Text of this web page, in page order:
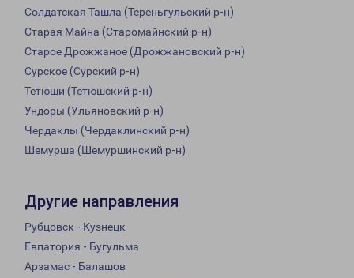
Солдатская Ташла (Тереньгульский р-н)
Старая Майна (Старомайнский р-н)
Старое Дрожжаное (Дрожжановский р-н)
Сурское (Сурский р-н)
Тетюши (Тетюшский р-н)
Ундоры (Ульяновский р-н)
Чердаклы (Чердаклинский р-н)
Шемурша (Шемуршинский р-н)
Другие направления
Рубцовск - Кузнецк
Евпатория - Бугульма
Арзамас - Балашов